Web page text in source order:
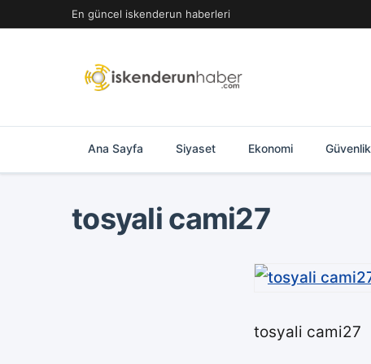
geç
En güncel iskenderun haberleri
Ana Sayfa Siyaset Ekonomi Güvenlik
tosyali cami27
tosyali cami27